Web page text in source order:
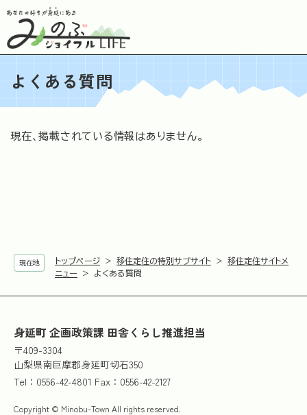
の
す
現在地 トップページ > 移住定住の特別サブサイト >
移住定住サイトメ
ニュー
> よくある質問
よくある質問
文
現在、掲載されている情報はありません。
身延町 企画政策課 田舎くらし推進担当
〒409-3304
山梨県南巨摩郡身延町切石350
Tel：0556-42-4801 Fax：0556-42-2127
Copyright © Minobu-Town All rights reserved.